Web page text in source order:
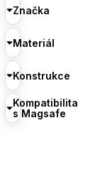
Značka
Materiál
Konstrukce
Kompatibilita
s Magsafe